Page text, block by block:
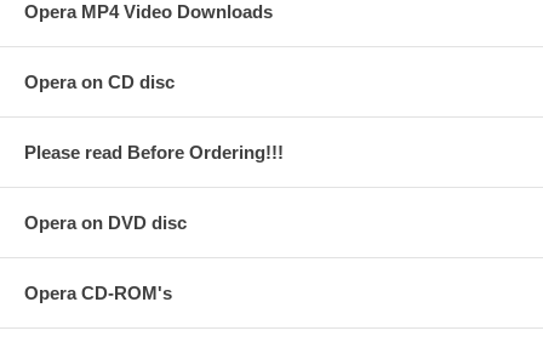
Opera MP4 Video Downloads
Opera on CD disc
Please read Before Ordering!!!
Opera on DVD disc
Opera CD-ROM's